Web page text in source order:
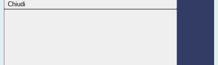
Chiudi